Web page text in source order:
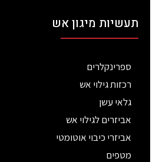
תעשיות מיגון אש
ספרינקלרים
רכזות גילוי אש
גלאי עשן
אביזרים לגילוי אש
אביזרי כיבוי אוטומטי
מטפים